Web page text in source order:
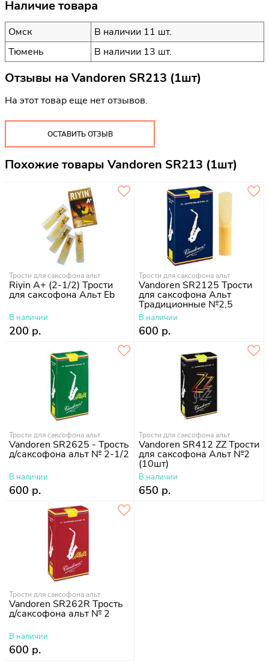
Наличие товара
Омск
В наличии 11 шт.
Тюмень
В наличии 13 шт.
Отзывы на Vandoren SR213 (1шт)
На этот товар еще нет отзывов.
ОСТАВИТЬ ОТЗЫВ
Похожие товары Vandoren SR213 (1шт)
Трости для саксофона альт
Riyin A+ (2-1/2) Трости
для саксофона Альт Eb
В наличии
200 р.
Трости для саксофона альт
Vandoren SR2125 Трости
для саксофона Альт
Традиционные №2,5
В наличии
600 р.
Трости для саксофона альт
Vandoren SR2625 - Трость
д/саксофона альт № 2-1/2
В наличии
600 р.
Трости для саксофона альт
Vandoren SR412 ZZ Трости
для саксофона Альт №2
(10шт)
В наличии
650 р.
Трости для саксофона альт
Vandoren SR262R Трость
д/саксофона альт № 2
В наличии
600 р.